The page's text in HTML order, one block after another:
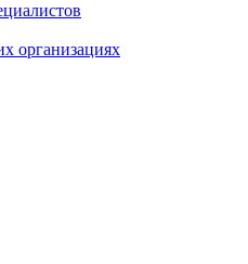
организациях